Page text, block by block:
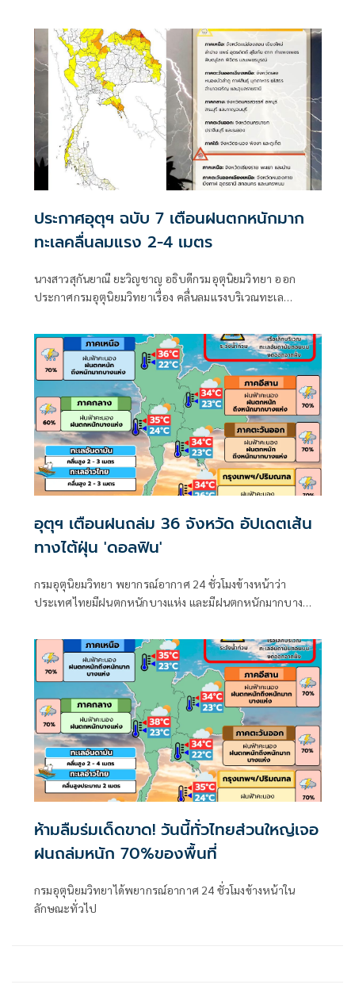
ตอนบนคลื่นสูง 2-3 เมตร เรือเล็กควรงดออกจากฝั่ง ส่วนไต้ฝุ่น
“ดอลฟิน” ไม่เข้าไทย
ประกาศอุตุฯ ฉบับ 7 เตือนฝนตกหนักมาก
ทะเลคลื่นลมแรง 2-4 เมตร
นางสาวสุกันยาณี ยะวิญชาญ อธิบดีกรมอุตุนิยมวิทยา ออก
ประกาศกรมอุตุนิยมวิทยาเรื่อง คลื่นลมแรงบริเวณทะเล
มากบริเวณประเทศไทย
อุตุฯ เตือนฝนถล่ม 36 จังหวัด อัปเดตเส้น
ทางไต้ฝุ่น 'ดอลฟิน'
กรมอุตุนิยมวิทยา พยากรณ์อากาศ 24 ชั่วโมงข้างหน้าว่า
ประเทศไทยมีฝนตกหนักบางแห่ง และมีฝนตกหนักมากบาง
ห้ามลืมร่มเด็ดขาด! วันนี้ทั่วไทยส่วนใหญ่เจอ
ฝนถล่มหนัก 70%ของพื้นที่
กรมอุตุนิยมวิทยาได้พยากรณ์อากาศ 24 ชั่วโมงข้างหน้าใน
ลักษณะทั่วไป